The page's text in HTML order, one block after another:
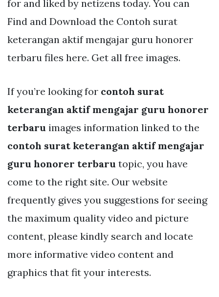
for and liked by netizens today. You can
Find and Download the Contoh surat
keterangan aktif mengajar guru honorer
terbaru files here. Get all free images.
If you’re looking for contoh surat
keterangan aktif mengajar guru honorer
terbaru images information linked to the
contoh surat keterangan aktif mengajar
guru honorer terbaru topic, you have
come to the right site. Our website
frequently gives you suggestions for seeing
the maximum quality video and picture
content, please kindly search and locate
more informative video content and
graphics that fit your interests.